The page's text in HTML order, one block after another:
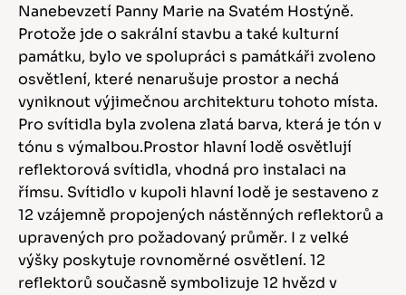
Nanebevzetí Panny Marie na Svatém Hostýně.
Protože jde o sakrální stavbu a také kulturní
památku, bylo ve spolupráci s památkáři zvoleno
osvětlení, které nenarušuje prostor a nechá
vyniknout výjimečnou architekturu tohoto místa.
Pro svítidla byla zvolena zlatá barva, která je tón v
tónu s výmalbou.Prostor hlavní lodě osvětlují
reflektorová svítidla, vhodná pro instalaci na
římsu. Svítidlo v kupoli hlavní lodě je sestaveno z
12 vzájemně propojených nástěnných reflektorů a
upravených pro požadovaný průměr. I z velké
výšky poskytuje rovnoměrné osvětlení. 12
reflektorů současně symbolizuje 12 hvězd v